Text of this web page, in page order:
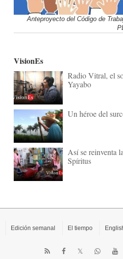
Anteproyecto del Código de
VisionEs
Radio Vitral, el
Yayabo
Un héroe del
Así se reinventa
Spíritus
Edición semanal El tiempo